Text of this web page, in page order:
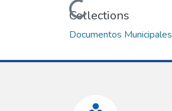
Loading...
Collections
Documentos Municipales